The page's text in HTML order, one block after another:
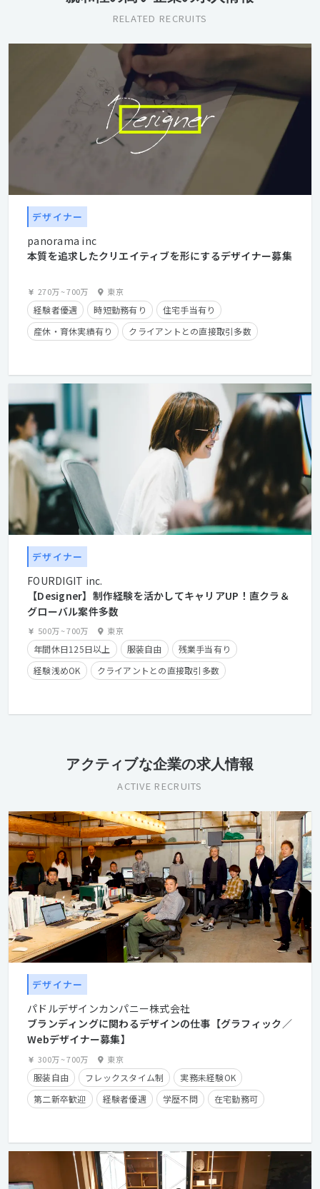
RELATED RECRUITS
デザイナー
panorama inc
本質を追求したクリエイティブを形にするデザイナー募集
270万~700万 東京
経験者優遇 時短勤務有り
住宅手当有り
産休・育休実績有り
クライアントとの直接取引多数
デザイナー
FOURDIGIT inc.
【Designer】制作経験を活かしてキャリアUP！直クラ＆
グローバル案件多数
500万~700万 東京
年間休日125日以上 服装自由
残業手当有り
経験浅めOK
クライアントとの直接取引多数
時短勤務有り
フレックスタイム制
学歴不問
アクティブな企業の求人情報
ACTIVE RECRUITS
デザイナー
パドルデザインカンパニー株式会社
ブランディングに関わるデザインの仕事【グラフィック／
Webデザイナー募集】
300万~700万 東京
服装自由 フレックスタイム制
実務未経験OK
第二新卒歓迎
経験者優遇 学歴不問
在宅勤務可
クライアントとの直接取引多数
経験浅めOK